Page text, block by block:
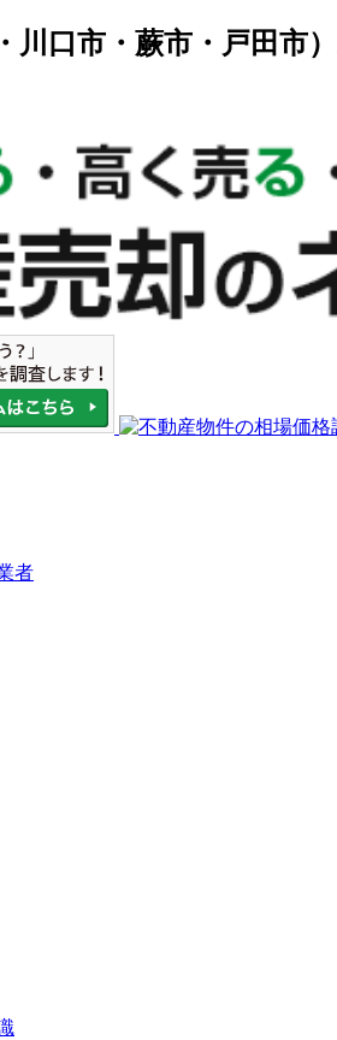
川口市・蕨市・戸田市
者